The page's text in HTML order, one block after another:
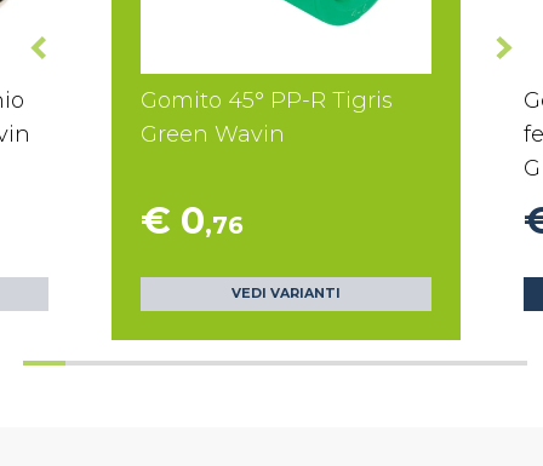
Gomito 45° PP-R Tigris
Green Wavin
€ 0,76
VEDI VARIANTI